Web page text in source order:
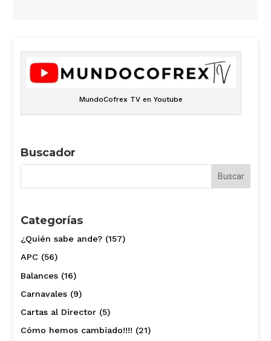
MundoCofrex TV en Youtube
Buscador
Categorías
¿Quién sabe ande?(157)
APC(56)
Balances(16)
Carnavales(9)
Cartas al Director(5)
Cómo hemos cambiado!!!! (21)